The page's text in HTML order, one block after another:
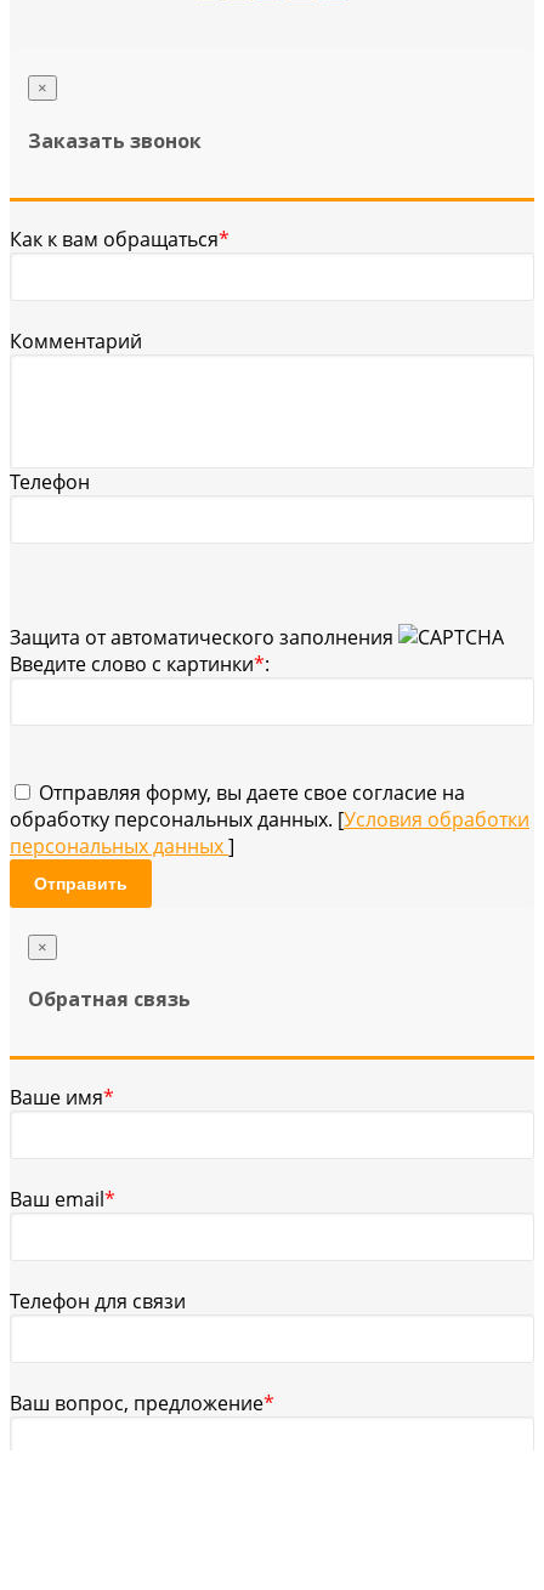
×
Заказать звонок
Как к вам обращаться*
Комментарий
Телефон
Защита от автоматического заполнения
Введите слово с картинки*:
Отправляя форму, вы даете свое согласие на
обработку персональных данных. [Условия обработки
персональных данных]
Отправить
×
Обратная связь
Ваше имя*
Ваш email*
Телефон для связи
Ваш вопрос, предложение*